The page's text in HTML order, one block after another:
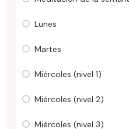
Lunes
Martes
Miércoles (nivel 1)
Miércoles (nivel 2)
Miércoles (nivel 3)